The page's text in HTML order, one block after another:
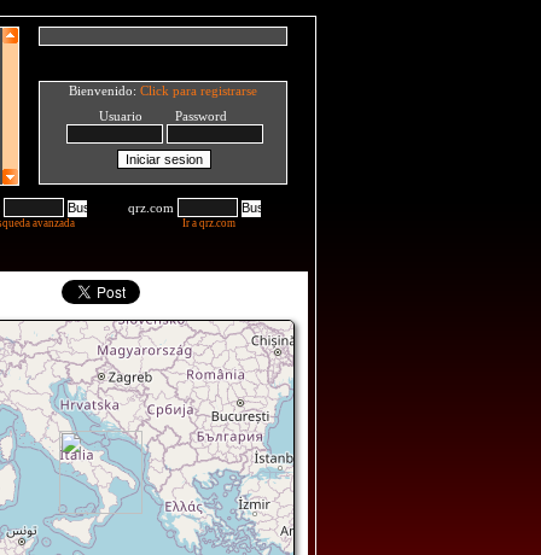
Bienvenido: Click para registrarse
Usuario Password
avanzada
qrz.com
Ir a qrz.com